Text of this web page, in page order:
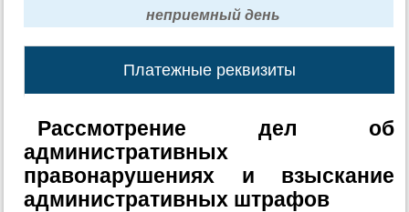
неприемный день
Платежные реквизиты
Рассмотрение дел об
административных
правонарушениях и взыскание
административных штрафов